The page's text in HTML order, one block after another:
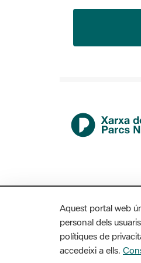
Aquest portal web
personal dels
polítiques de
accedeixi a ells.